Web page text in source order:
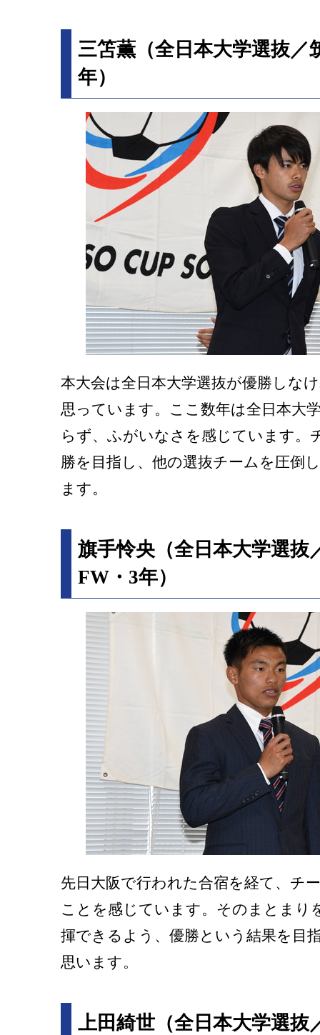
三笘薫（全日本大学選抜／
年）
本大会は全日本大学選抜が優勝しな
思っています。ここ数年は全日本大
らず、ふがいなさを感じています。
勝を目指し、他の選抜チームを圧倒
ます。
旗手怜央（全日本大学選抜
FW・3年）
先日大阪で行われた合宿を経て、チ
ことを感じています。そのまとまり
揮できるよう、優勝という結果を目
思います。
上田綺世（全日本大学選抜